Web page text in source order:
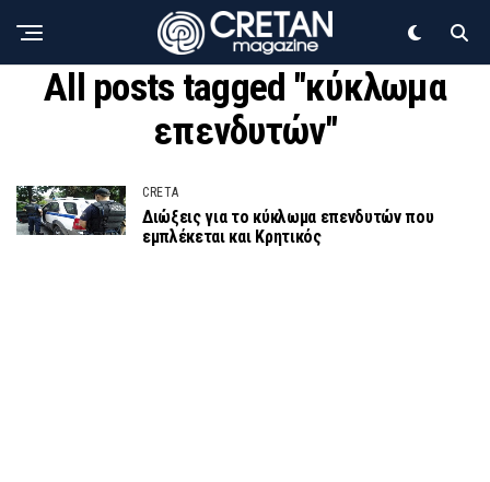
All posts tagged "κύκλωμα
επενδυτών"
CRETA
Διώξεις για το κύκλωμα επενδυτών που
εμπλέκεται και Κρητικός